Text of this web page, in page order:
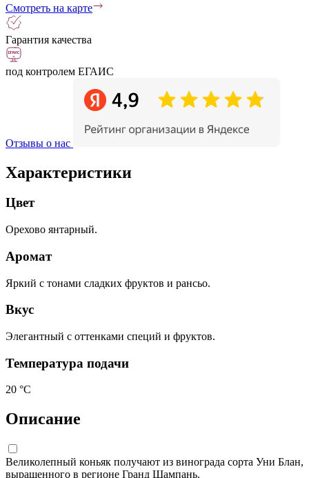
Смотреть на карте
Гарантия качества
под контролем ЕГАИС
Отзывы о нас
Характеристики
Цвет
Орехово янтарный.
Аромат
Яркий с тонами сладких фруктов и рансьо.
Вкус
Элегантный с оттенками специй и фруктов.
Температура подачи
20 °С
Описание
Великолепный коньяк получают из винограда сорта Уни Блан,
выращенного в регионе Гранд Шампань.